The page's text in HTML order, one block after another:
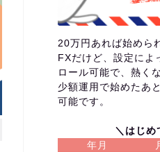
20万円あれば始めら
FXだけど、設定によ
ロール可能で、熱く
少額運用で始めたあ
可能です。
＼はじめ
年月